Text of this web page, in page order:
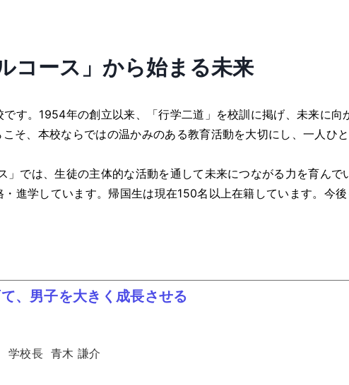
コース」から始まる未来
です。1954年の創立以来、「行学二道」を校訓に掲げ、未来に
そ、本校ならではの温かみのある教育活動を大切にし、一人
」では、生徒の主体的な活動を通して未来につながる力を育ん
進学しています。帰国生は現在150名以上在籍しています。今
、男子を大きく成長させる
学校長 青木 謙介